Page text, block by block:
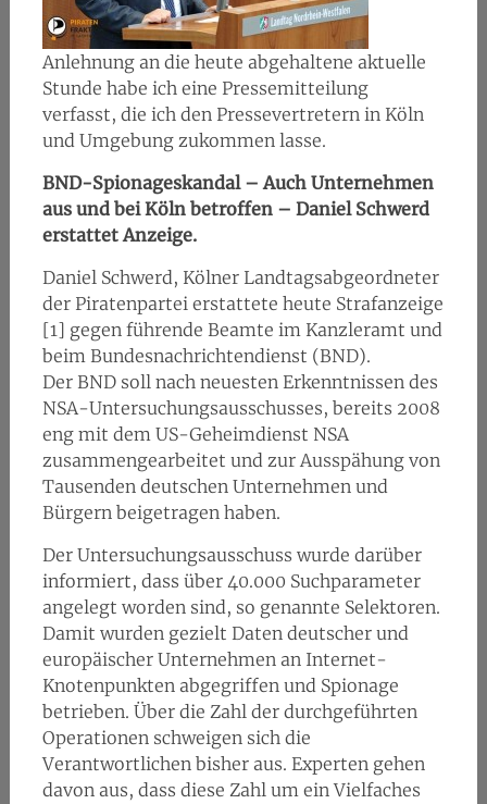
Anlehnung an die heute abgehaltene aktuelle
Stunde habe ich eine Pressemitteilung
verfasst, die ich den Pressevertretern in Köln
und Umgebung zukommen lasse.
BND-Spionageskandal – Auch Unternehmen
aus und bei Köln betroffen – Daniel Schwerd
erstattet Anzeige.
Daniel Schwerd, Kölner Landtagsabgeordneter
der Piratenpartei erstattete heute Strafanzeige
[1] gegen führende Beamte im Kanzleramt und
beim Bundesnachrichtendienst (BND).
Der BND soll nach neuesten Erkenntnissen des
NSA-Untersuchungsausschusses, bereits 2008
eng mit dem US-Geheimdienst NSA
zusammengearbeitet und zur Ausspähung von
Tausenden deutschen Unternehmen und
Bürgern beigetragen haben.
Der Untersuchungsausschuss wurde darüber
informiert, dass über 40.000 Suchparameter
angelegt worden sind, so genannte Selektoren.
Damit wurden gezielt Daten deutscher und
europäischer Unternehmen an Internet-
Knotenpunkten abgegriffen und Spionage
betrieben. Über die Zahl der durchgeführten
Operationen schweigen sich die
Verantwortlichen bisher aus. Experten gehen
davon aus, dass diese Zahl um ein Vielfaches